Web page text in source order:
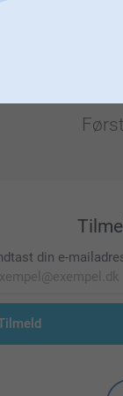
din e-